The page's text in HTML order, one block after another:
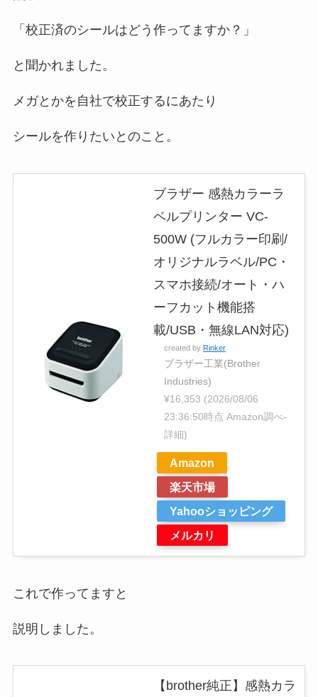
「校正済のシールはどう作ってますか？」
と聞かれました。
メガとかを自社で校正するにあたり
シールを作りたいとのこと。
ブラザー 感熱カラーラ
ベルプリンター VC-
500W (フルカラー印刷/
オリジナルラベル/PC・
スマホ接続/オート・ハ
ーフカット機能搭
載/USB・無線LAN対応)
created by Rinker
ブラザー工業(Brother
Industries)
¥16,353 (2026/08/06
23:36:50時点 Amazon調べ-
詳細)
Amazon
楽天市場
Yahooショッピング
メルカリ
これで作ってますと
説明しました。
【brother純正】感熱カラ